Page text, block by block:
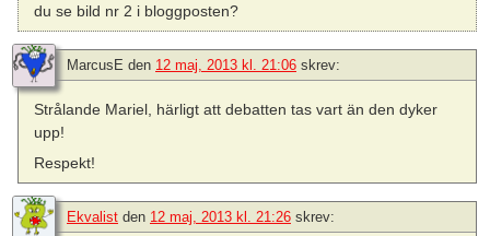
du se bild nr 2 i bloggposten?
MarcusE den 12 maj, 2013 kl. 21:06 skrev:
Strålande Mariel, härligt att debatten tas vart än den dyker
upp!
Respekt!
Ekvalist den 12 maj, 2013 kl. 21:26 skrev: